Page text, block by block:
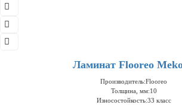
Ламинат Flooreo
Производитель:Flooreo
Толщина, мм:10
Износостойкость:33 класс